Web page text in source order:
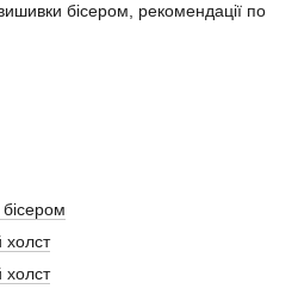
бісером, рекомендації по
холст
холст